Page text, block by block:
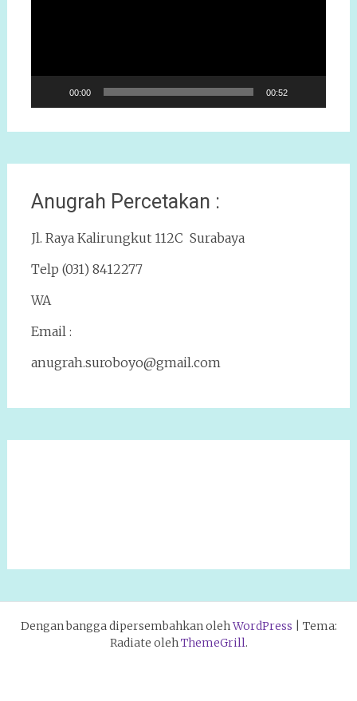
00:00 00:52
Anugrah Percetakan :
Jl. Raya Kalirungkut 112C Surabaya
Telp (031) 8412277
WA
Email :
anugrah.suroboyo@gmail.com
Dengan bangga dipersembahkan olehWordPress
Tema:
Radiate olehThemeGrill.